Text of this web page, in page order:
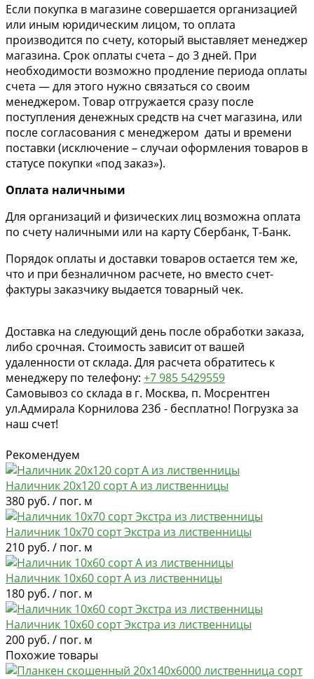
Если покупка в магазине совершается организацией
или иным юридическим лицом, то оплата
производится по счету, который выставляет менеджер
магазина. Срок оплаты счета – до 3 дней. При
необходимости возможно продление периода оплаты
счета — для этого нужно связаться со своим
менеджером. Товар отгружается сразу после
поступления денежных средств на счет магазина, или
после согласования с менеджером даты и времени
поставки (исключение – случаи оформления товаров в
статусе покупки «под заказ»).
Оплата наличными
Для организаций и физических лиц возможна оплата
по счету наличными или на карту Сбербанк, Т-Банк.
Порядок оплаты и доставки товаров остается тем же,
что и при безналичном расчете, но вместо счет-
фактуры заказчику выдается товарный чек.
Доставка на следующий день после обработки заказа,
либо срочная. Стоимость зависит от вашей
удаленности от склада. Для расчета обратитесь к
менеджеру по телефону: +7 985 5429559
Самовывоз со склада в г. Москва, п. Мосрентген
ул.Адмирала Корнилова 23б - бесплатно! Погрузка за
наш счет!
Рекомендуем
Наличник 20х120 сорт А из лиственницы
380 руб. / пог. м
Наличник 10х70 сорт Экстра из лиственницы
210 руб. / пог. м
Наличник 10х60 сорт А из лиственницы
180 руб. / пог. м
Наличник 10х60 сорт Экстра из лиственницы
200 руб. / пог. м
Похожие товары